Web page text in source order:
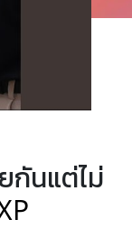
กันแต่ไม่